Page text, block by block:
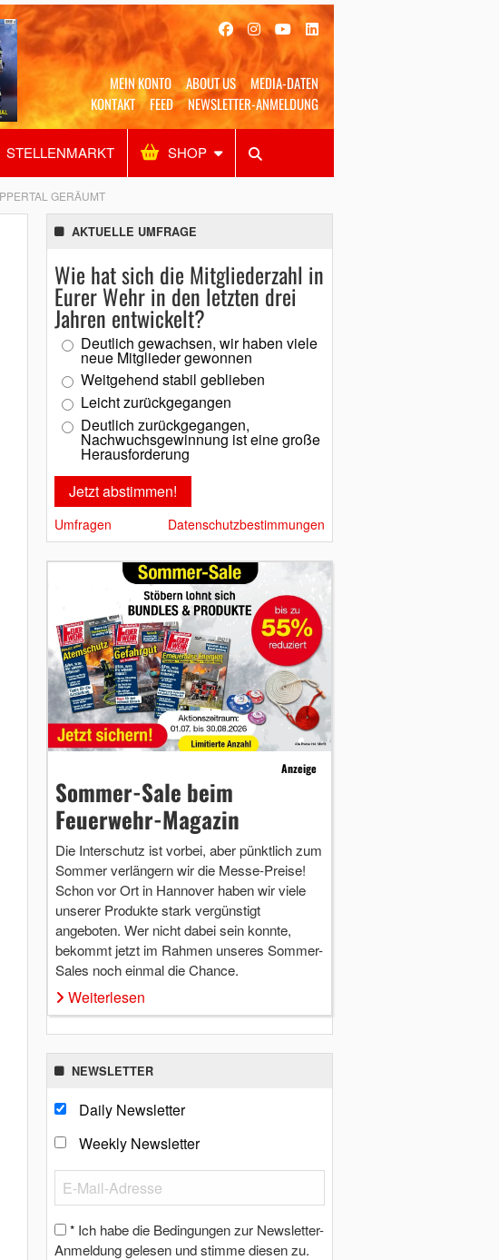
MEIN KONTO ABOUT US
MEDIA-DATEN
KONTAKT
FEED NEWSLETTER-ANMELDUNG
STELLENMARKT SHOP
Alles Shop SUCHEN
GERÄUMT
AKTUELLE UMFRAGE
Wie hat sich die Mitgliederzahl in
Eurer Wehr in den letzten drei
Jahren entwickelt?
Deutlich gewachsen, wir haben viele
neue Mitglieder gewonnen
Weitgehend stabil geblieben
Leicht zurückgegangen
Deutlich zurückgegangen,
Nachwuchsgewinnung ist eine große
Herausforderung
Umfragen Datenschutzbestimmungen
Anzeige
Sommer-Sale beim
Feuerwehr-Magazin
Die Interschutz ist vorbei, aber pünktlich zum
Sommer verlängern wir die Messe-Preise!
Schon vor Ort in Hannover haben wir viele
unserer Produkte stark vergünstigt
angeboten. Wer nicht dabei sein konnte,
bekommt jetzt im Rahmen unseres Sommer-
Sales noch einmal die Chance.
Weiterlesen
NEWSLETTER
Daily Newsletter
Weekly Newsletter
* Ich habe die Bedingungen zur Newsletter-
Anmeldung gelesen und stimme diesen zu.